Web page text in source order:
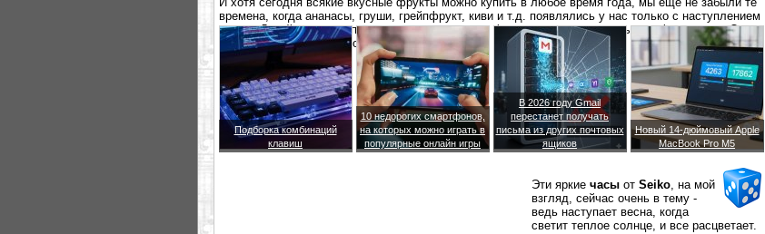
времена, когда ананасы, груши, грейпфрукт, киви и т.д. появлялись у нас только с наступлением
весны. Дизайн часов напоминает нам различные фрукты: часы-киви, часы-грепфрукт и т.д. Очень
оптимистично и недорого: $54.
Подборка комбинаций
клавиш
10 недорогих смартфонов,
на которых можно играть в
популярные онлайн игры
В 2026 году Gmail
перестанет получать
письма из других почтовых
ящиков
Новый 14-дюймовый Apple
MacBook Pro M5
Эти яркие часыот Seiko, на мой
взгляд, сейчас очень в тему -
ведь наступает весна, когда
светит теплое солнце, и все расцветает.